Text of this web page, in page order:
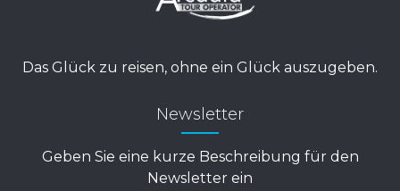
Das Glück zu reisen, ohne ein Glück auszugeben.
Newsletter
Geben Sie eine kurze Beschreibung für den
Newsletter ein